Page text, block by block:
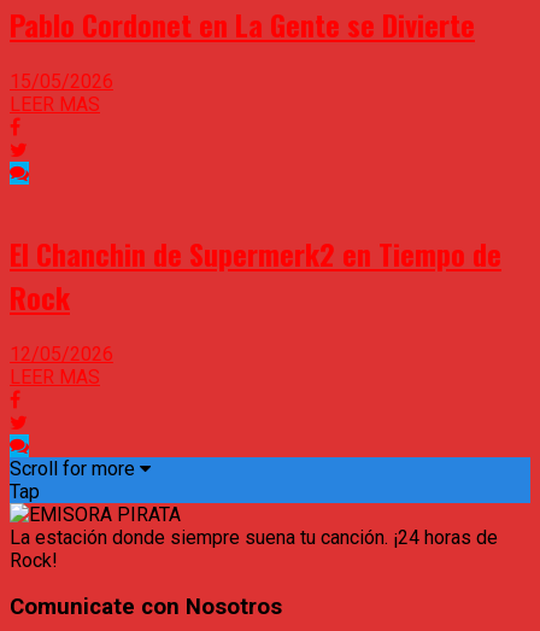
Pablo Cordonet en La Gente se Divierte
15/05/2026
LEER MAS
El Chanchin de Supermerk2 en Tiempo de
Rock
12/05/2026
LEER MAS
Scroll for more
Tap
La estación donde siempre suena tu canción. ¡24 horas de
Rock!
Comunicate con Nosotros